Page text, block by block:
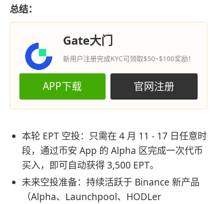
总结：
Gate大门
新用户注册完成KYC可领取$50~$100奖励！
APP下载 官网注册
本轮 EPT 空投：只需在 4 月 11 - 17 日任意时
段，通过币安 App 的 Alpha 区完成一次代币
买入，即可自动获得 3,500 EPT。
未来空投准备：持续活跃于 Binance 新产品
（Alpha、Launchpool、HODLer